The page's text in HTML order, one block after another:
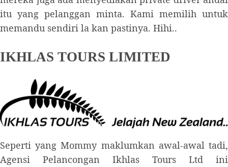
itu yang pelanggan minta. Kami memilih untuk
memandu sendiri la kan pastinya. Hihi..
IKHLAS TOURS LIMITED
Seperti yang Mommy maklumkan awal-awal tadi,
Agensi Pelancongan Ikhlas Tours Ltd ini